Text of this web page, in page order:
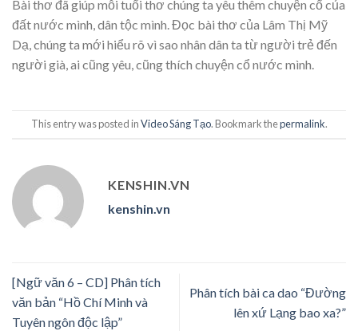
Bài thơ đã giúp mỗi tuổi thơ chúng ta yêu thêm chuyện cổ của
đất nước mình, dân tộc mình. Đọc bài thơ của Lâm Thị Mỹ
Dạ, chúng ta mới hiểu rõ vì sao nhân dân ta từ người trẻ đến
người già, ai cũng yêu, cũng thích chuyện cổ nước mình.
This entry was posted inVideo Sáng Tạo. Bookmark thepermalink.
KENSHIN.VN
kenshin.vn
[Ngữ văn 6 – CD] Phân tích
văn bản “Hồ Chí Minh và
Tuyên ngôn độc lập”
Phân tích bài ca dao “Đường
lên xứ Lạng bao xa?”